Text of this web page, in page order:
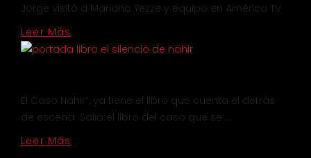
Jorge visitó a Mariano Yezze y equipo en América TV
Leer Más
El Caso Nahir”, ya tiene el libro que cuenta el detrás
de escena Salió el libro del caso que se …
Leer Más